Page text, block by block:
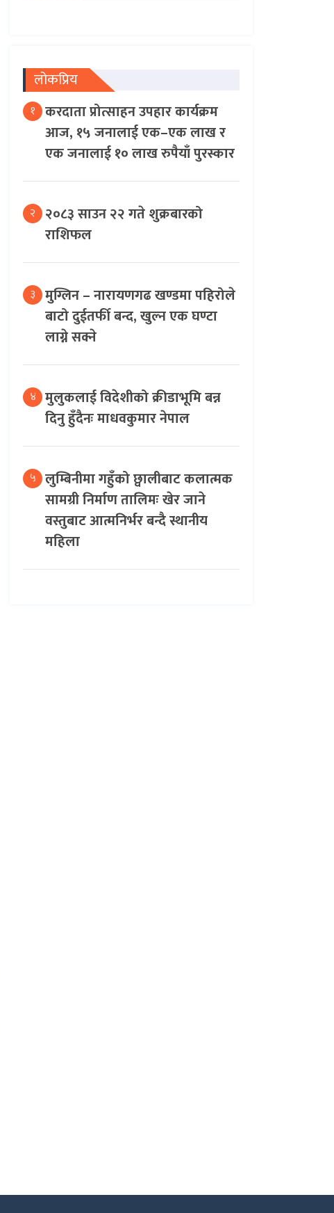
लोकप्रिय
१ करदाता प्रोत्साहन उपहार कार्यक्रम
आज, १५ जनालाई एक–एक लाख र
एक जनालाई १० लाख रुपैयाँ पुरस्कार
२ २०८३ साउन २२ गते शुक्रबारको
राशिफल
३ मुग्लिन – नारायणगढ खण्डमा पहिरोले
बाटो दुईतर्फी बन्द, खुल्न एक घण्टा
लाग्ने सक्ने
४ मुलुकलाई विदेशीको क्रीडाभूमि बन्न
दिनु हुँदैनः माधवकुमार नेपाल
५ लुम्बिनीमा गहुँको छ्वालीबाट कलात्मक
सामग्री निर्माण तालिमः खेर जाने
वस्तुबाट आत्मनिर्भर बन्दै स्थानीय
महिला